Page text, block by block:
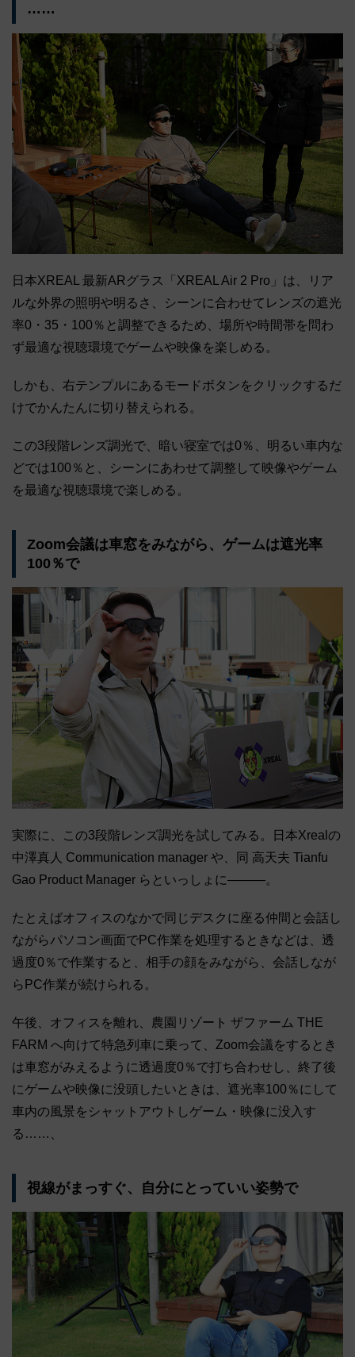
……
日本XREAL 最新ARグラス「XREAL Air 2 Pro」は、リア
ルな外界の照明や明るさ、シーンに合わせてレンズの遮光
率0・35・100％と調整できるため、場所や時間帯を問わ
ず最適な視聴環境でゲームや映像を楽しめる。
しかも、右テンプルにあるモードボタンをクリックするだ
けでかんたんに切り替えられる。
この3段階レンズ調光で、暗い寝室では0％、明るい車内な
どでは100％と、シーンにあわせて調整して映像やゲーム
を最適な視聴環境で楽しめる。
Zoom会議は車窓をみながら、ゲームは遮光率
100％で
実際に、この3段階レンズ調光を試してみる。日本Xrealの
中澤真人 Communication manager や、同 高天夫 Tianfu
Gao Product Manager らといっしょに―――。
たとえばオフィスのなかで同じデスクに座る仲間と会話し
ながらパソコン画面でPC作業を処理するときなどは、透
過度0％で作業すると、相手の顔をみながら、会話しなが
らPC作業が続けられる。
午後、オフィスを離れ、農園リゾート ザファーム THE
FARM へ向けて特急列車に乗って、Zoom会議をするとき
は車窓がみえるように透過度0％で打ち合わせし、終了後
にゲームや映像に没頭したいときは、遮光率100％にして
車内の風景をシャットアウトしゲーム・映像に没入す
る……、
視線がまっすぐ、自分にとっていい姿勢で